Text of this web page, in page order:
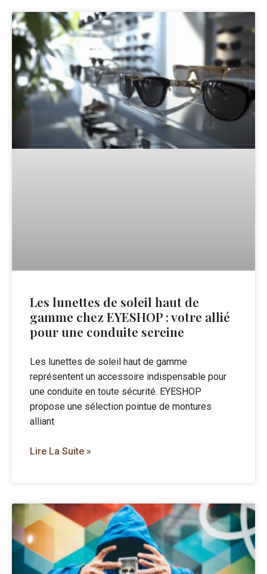
Les lunettes de soleil haut de
gamme chez EYESHOP : votre allié
pour une conduite sereine
Les lunettes de soleil haut de gamme
représentent un accessoire indispensable pour
une conduite en toute sécurité. EYESHOP
propose une sélection pointue de montures
alliant
Lire La Suite »